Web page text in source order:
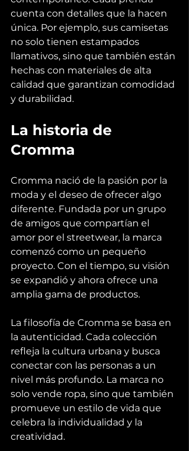
cuenta con detalles que la hacen
única. Por ejemplo, sus camisetas
no solo tienen estampados
llamativos, sino que también están
hechas con materiales de alta
calidad que garantizan comodidad
y durabilidad.
La historia de
Cromma
Cromma nació de la pasión por la
moda y el deseo de ofrecer algo
diferente. Fundada por un grupo
de amigos que compartían el
amor por el streetwear, la marca
comenzó como un pequeño
proyecto. Con el tiempo, su visión
se expandió y ahora ofrece una
amplia gama de productos.
La filosofía de Cromma se basa en
la autenticidad. Cada colección
refleja la cultura urbana y busca
conectar con las personas a un
nivel más profundo. La marca no
solo vende ropa, sino que también
promueve un estilo de vida que
celebra la individualidad y la
creatividad.